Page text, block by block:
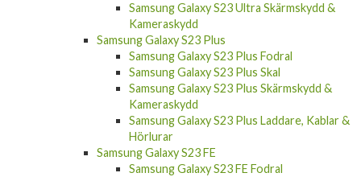
Samsung Galaxy S23 Ultra Skärmskydd &
Kameraskydd
Samsung Galaxy S23 Plus
Samsung Galaxy S23 Plus Fodral
Samsung Galaxy S23 Plus Skal
Samsung Galaxy S23 Plus Skärmskydd &
Kameraskydd
Samsung Galaxy S23 Plus Laddare, Kablar &
Hörlurar
Samsung Galaxy S23 FE
Samsung Galaxy S23 FE Fodral